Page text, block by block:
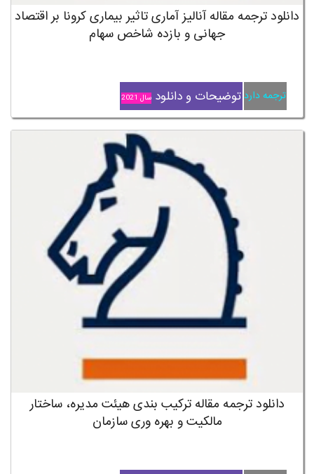
دانلود ترجمه مقاله آنالیز آماری تاثیر بیماری کرونا بر اقتصاد
جهانی و بازده شاخص سهام
ترجمه دارد توضیحات و دانلود سال 2021
دانلود ترجمه مقاله ترکیب بندی هیئت مدیره، ساختار
مالکیت و بهره وری سازمان